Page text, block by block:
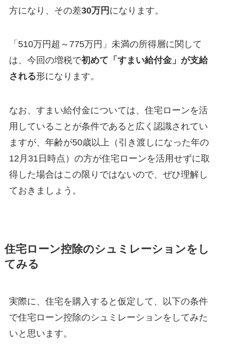
方になり、その差30万円 になります。
「510万円超～775万円」未満の所得層に関して
は、今回の増税で初めて「すまい給付金」が支給
される形になります。
なお、すまい給付金については、住宅ローンを活
用していることが条件であると広く認識されてい
ますが、年齢が50歳以上（引き渡しになった年の
12月31日時点）の方が住宅ローンを活用せずに取
得した場合はこの限りではないので、ぜひ理解し
ておきましょう。
住宅ローン控除のシュミレーションをし
てみる
実際に、住宅を購入すると仮定して、以下の条件
で住宅ローン控除のシュミレーションをしてみた
いと思います。